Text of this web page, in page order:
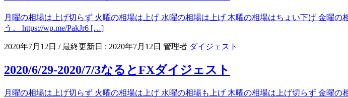
月曜の相場は上げ切らず 火曜の相場は上げ 水曜の相場は上げ 木曜の相場はちょい下げ 金曜
う。 https://wp.me/PakJr6 […]
2020年7月12日 / 最終更新日 : 2020年7月12日 管理者 ダイジェスト
2020/6/29-2020/7/3なるとFXダイジェスト
月曜の相場は上げ切らず 火曜の相場は上げ 水曜の相場も上げ 木曜の相場は上げ切らず 金曜